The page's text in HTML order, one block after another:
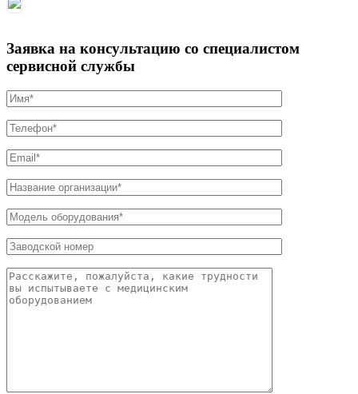
Заявка на консультацию со специалистом
сервисной службы